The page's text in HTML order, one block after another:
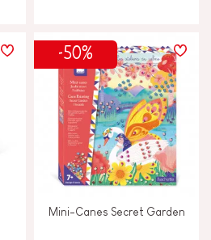
-50%
Mini-Canes Secret Garden